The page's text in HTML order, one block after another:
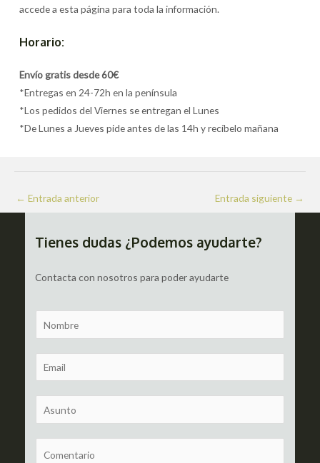
accede a esta página para toda la información.
Horario:
Envío gratis desde 60€
*Entregas en 24-72h en la península
*Los pedidos del Viernes se entregan el Lunes
*De Lunes a Jueves pide antes de las 14h y recíbelo mañana
Navegación
de
← Entrada anterior Entrada siguiente →
Tienes dudas ¿Podemos ayudarte?
Contacta con nosotros para poder ayudarte
a
m
m
a
u
b